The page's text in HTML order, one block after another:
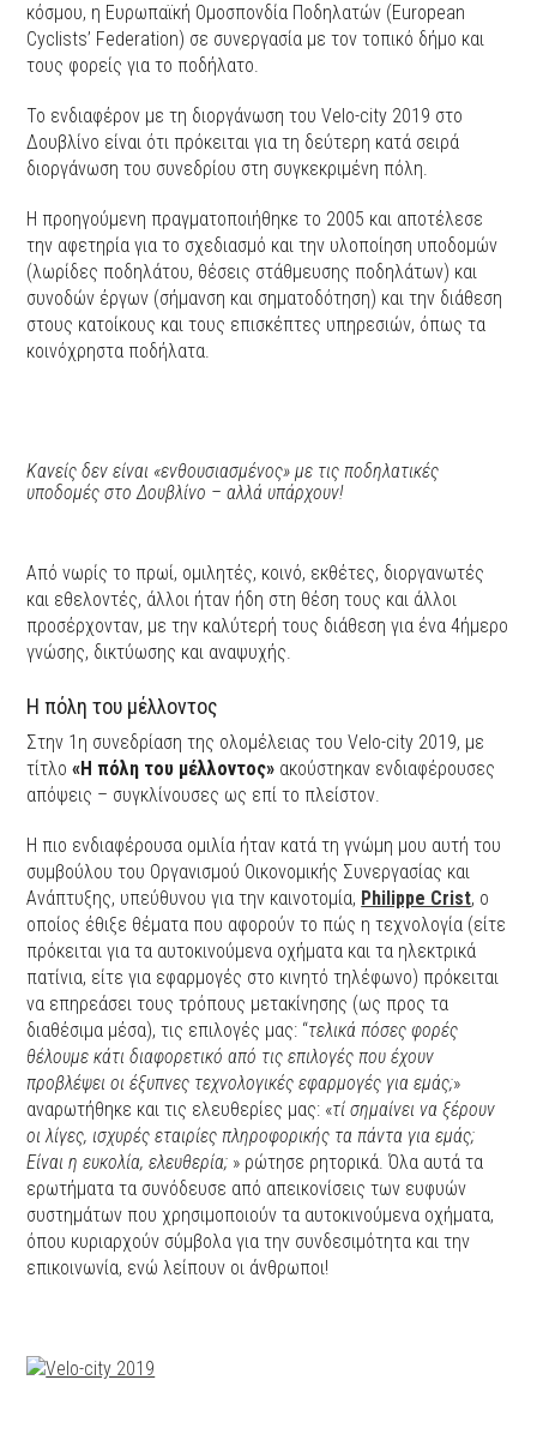
κόσμου, η Ευρωπαϊκή Ομοσπονδία Ποδηλατών (European
Cyclists’ Federation) σε συνεργασία με τον τοπικό δήμο και
τους φορείς για το ποδήλατο.
Το ενδιαφέρον με τη διοργάνωση του Velo-city 2019 στο
Δουβλίνο είναι ότι πρόκειται για τη δεύτερη κατά σειρά
διοργάνωση του συνεδρίου στη συγκεκριμένη πόλη.
Η προηγούμενη πραγματοποιήθηκε το 2005 και αποτέλεσε
την αφετηρία για το σχεδιασμό και την υλοποίηση υποδομών
(λωρίδες ποδηλάτου, θέσεις στάθμευσης ποδηλάτων) και
συνοδών έργων (σήμανση και σηματοδότηση) και την διάθεση
στους κατοίκους και τους επισκέπτες υπηρεσιών, όπως τα
κοινόχρηστα ποδήλατα.
Κανείς δεν είναι «ενθουσιασμένος» με τις ποδηλατικές
υποδομές στο Δουβλίνο – αλλά υπάρχουν!
Από νωρίς το πρωί, ομιλητές, κοινό, εκθέτες, διοργανωτές
και εθελοντές, άλλοι ήταν ήδη στη θέση τους και άλλοι
προσέρχονταν, με την καλύτερή τους διάθεση για ένα 4ήμερο
γνώσης, δικτύωσης και αναψυχής.
Η πόλη του μέλλοντος
Στην 1η συνεδρίαση της ολομέλειας του Velo-city 2019, με
τίτλο«Η πόλη του μέλλοντος» ακούστηκαν ενδιαφέρουσες
απόψεις – συγκλίνουσες ως επί το πλείστον.
Η πιο ενδιαφέρουσα ομιλία ήταν κατά τη γνώμη μου αυτή του
συμβούλου του Οργανισμού Οικονομικής Συνεργασίας και
Ανάπτυξης, υπεύθυνου για την καινοτομία, Philippe Crist, ο
οποίος έθιξε θέματα που αφορούν το πώς η τεχνολογία (είτε
πρόκειται για τα αυτοκινούμενα οχήματα και τα ηλεκτρικά
πατίνια, είτε για εφαρμογές στο κινητό τηλέφωνο) πρόκειται
να επηρεάσει τους τρόπους μετακίνησης (ως προς τα
διαθέσιμα μέσα), τις επιλογές μας: “τελικά πόσες φορές
θέλουμε κάτι διαφορετικό από τις επιλογές που έχουν
προβλέψει οι έξυπνες τεχνολογικές εφαρμογές για εμάς;»
αναρωτήθηκε και τις ελευθερίες μας: «τί σημαίνει να ξέρουν
οι λίγες, ισχυρές εταιρίες πληροφορικής τα πάντα για εμάς;
Είναι η ευκολία, ελευθερία; » ρώτησε ρητορικά. Όλα αυτά τα
ερωτήματα τα συνόδευσε από απεικονίσεις των ευφυών
συστημάτων που χρησιμοποιούν τα αυτοκινούμενα οχήματα,
όπου κυριαρχούν σύμβολα για την συνδεσιμότητα και την
επικοινωνία, ενώ λείπουν οι άνθρωποι!